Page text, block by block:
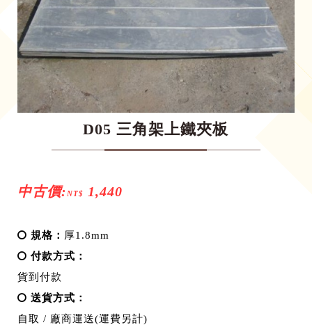
D05 三角架上鐵夾板
中古價: NT$ 1,440
規格： 厚1.8mm
付款方式：
貨到付款
送貨方式：
自取 / 廠商運送(運費另計)